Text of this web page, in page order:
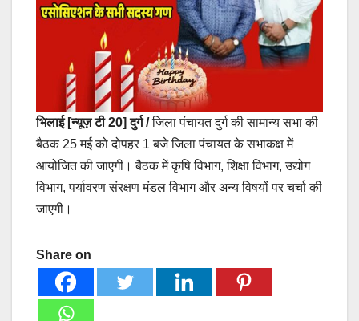
भिलाई [न्यूज़ टी 20] दुर्ग /जिला पंचायत दुर्ग की सामान्य सभा की
बैठक 25 मई को दोपहर 1 बजे जिला पंचायत के सभाकक्ष में
आयोजित की जाएगी। बैठक में कृषि विभाग, शिक्षा विभाग, उद्योग
विभाग, पर्यावरण संरक्षण मंडल विभाग और अन्य विषयों पर चर्चा की
जाएगी।
Share on